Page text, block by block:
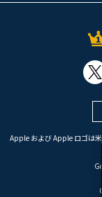
Apple および Apple ロゴは